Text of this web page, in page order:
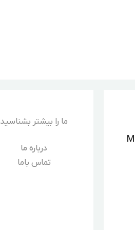
ما را بیشتر بشناسید
درباره‌ ما
تماس باما